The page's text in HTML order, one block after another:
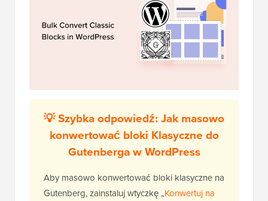
💡 Szybka odpowiedź: Jak masowo
konwertować bloki Klasyczne do
Gutenberga w WordPress
Aby masowo konwertować bloki klasyczne na
Gutenberg, zainstaluj wtyczkę „Konwertuj na